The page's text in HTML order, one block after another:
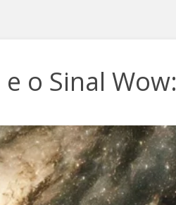
o Sinal Wow: